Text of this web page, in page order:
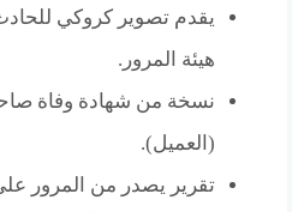
يقدم تصوير كروكي
هيئة المرور.
نسخة من شهادة وفاة
(العميل).
تقرير يصدر من المرور